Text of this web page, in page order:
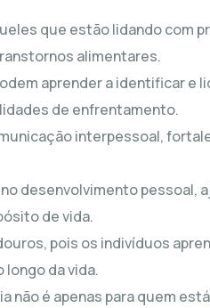
que estão lidando com
alimentares.
aprender a identificar e
de enfrentamento.
interpessoal,
desenvolvimento pessoal,
de vida.
pois os indivíduos
da vida.
não é apenas para quem